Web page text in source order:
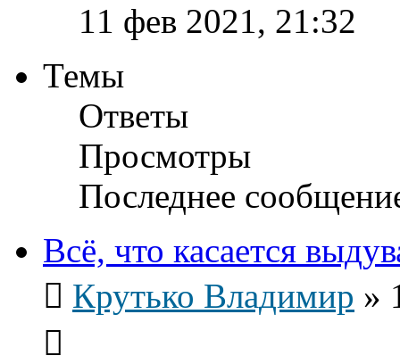
11 фев 2021, 21:32
Темы
Ответы
Просмотры
Последнее
Всё, что касается
Крутько Владимир »